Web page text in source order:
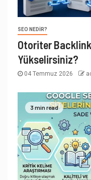
SEO NEDIR?
Otoriter Backlink
Yükselirsiniz?
04 Temmuz 2026
3 min read